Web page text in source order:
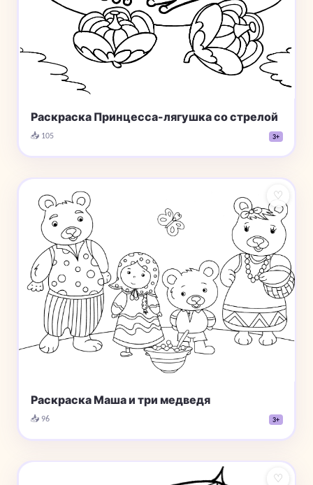
Раскраска Принцесса-лягушка со стрелой
📥 105 3+
♡
Раскраска Маша и три медведя
📥 96 3+
♡